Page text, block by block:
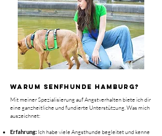
Warum SENFHUNDE Hamburg?
Mit meiner Spezialisierung auf Angstverhalten biete ich dir
eine ganzheitliche und fundierte Unterstützung. Was mich
auszeichnet:
Erfahrung: Ich habe viele Angsthunde begleitet und kenne